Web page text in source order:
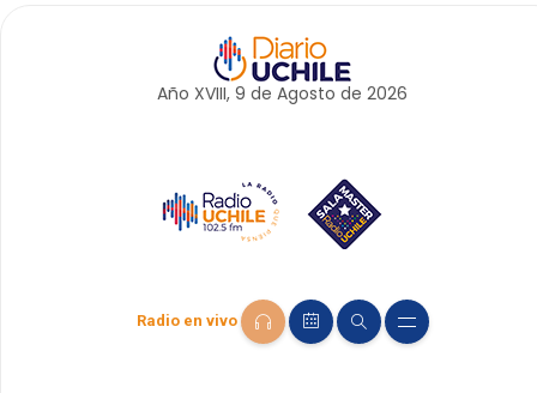
Año XVIII, 9 de Agosto de 2026
Radio en vivo